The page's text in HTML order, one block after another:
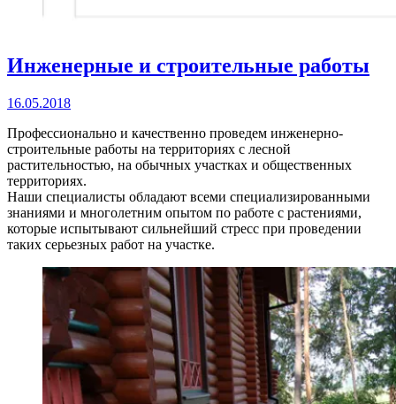
Инженерные и строительные работы
16.05.2018
Профессионально и качественно проведем инженерно-
строительные работы на территориях с лесной
растительностью, на обычных участках и общественных
территориях.
Наши специалисты обладают всеми специализированными
знаниями и многолетним опытом по работе с растениями,
которые испытывают сильнейший стресс при проведении
таких серьезных работ на участке.